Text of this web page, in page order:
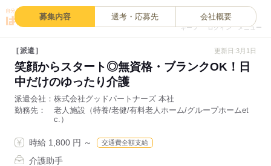
キープ ログイン メニュー
募集内容 選考・応募先 会社概要
派遣 更新日:3月1日
笑顔からスタート◎無資格・ブランクOK！日
中だけのゆったり介護
派遣会社
株式会社グッドパートナーズ 本社
勤務先
老人施設（特養/老健/有料老人ホーム/グループホームet
c.）
時給 1,800 円 ～ 交通費全額支給
介護助手